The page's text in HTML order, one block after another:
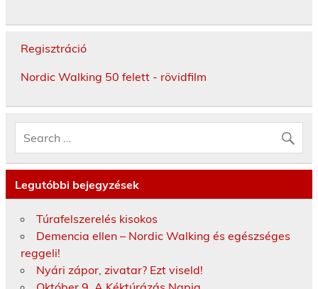
Regisztráció
Nordic Walking 50 felett - rövidfilm
Legutóbbi bejegyzések
Túrafelszerelés kisokos
Demencia ellen – Nordic Walking és egészséges
reggeli!
Nyári zápor, zivatar? Ezt viseld!